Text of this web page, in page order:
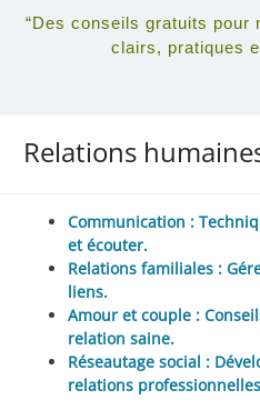
“Des conseils gratuits pour
clairs, pratiques
Relations
Communication :
et écouter.
Relations familiales :
liens.
Amour et couple :
relation saine.
Réseautage social :
relations